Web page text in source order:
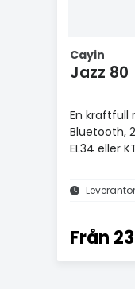
Cayin
Jazz 80
En kraftfull
Bluetooth,
EL34 eller
Från